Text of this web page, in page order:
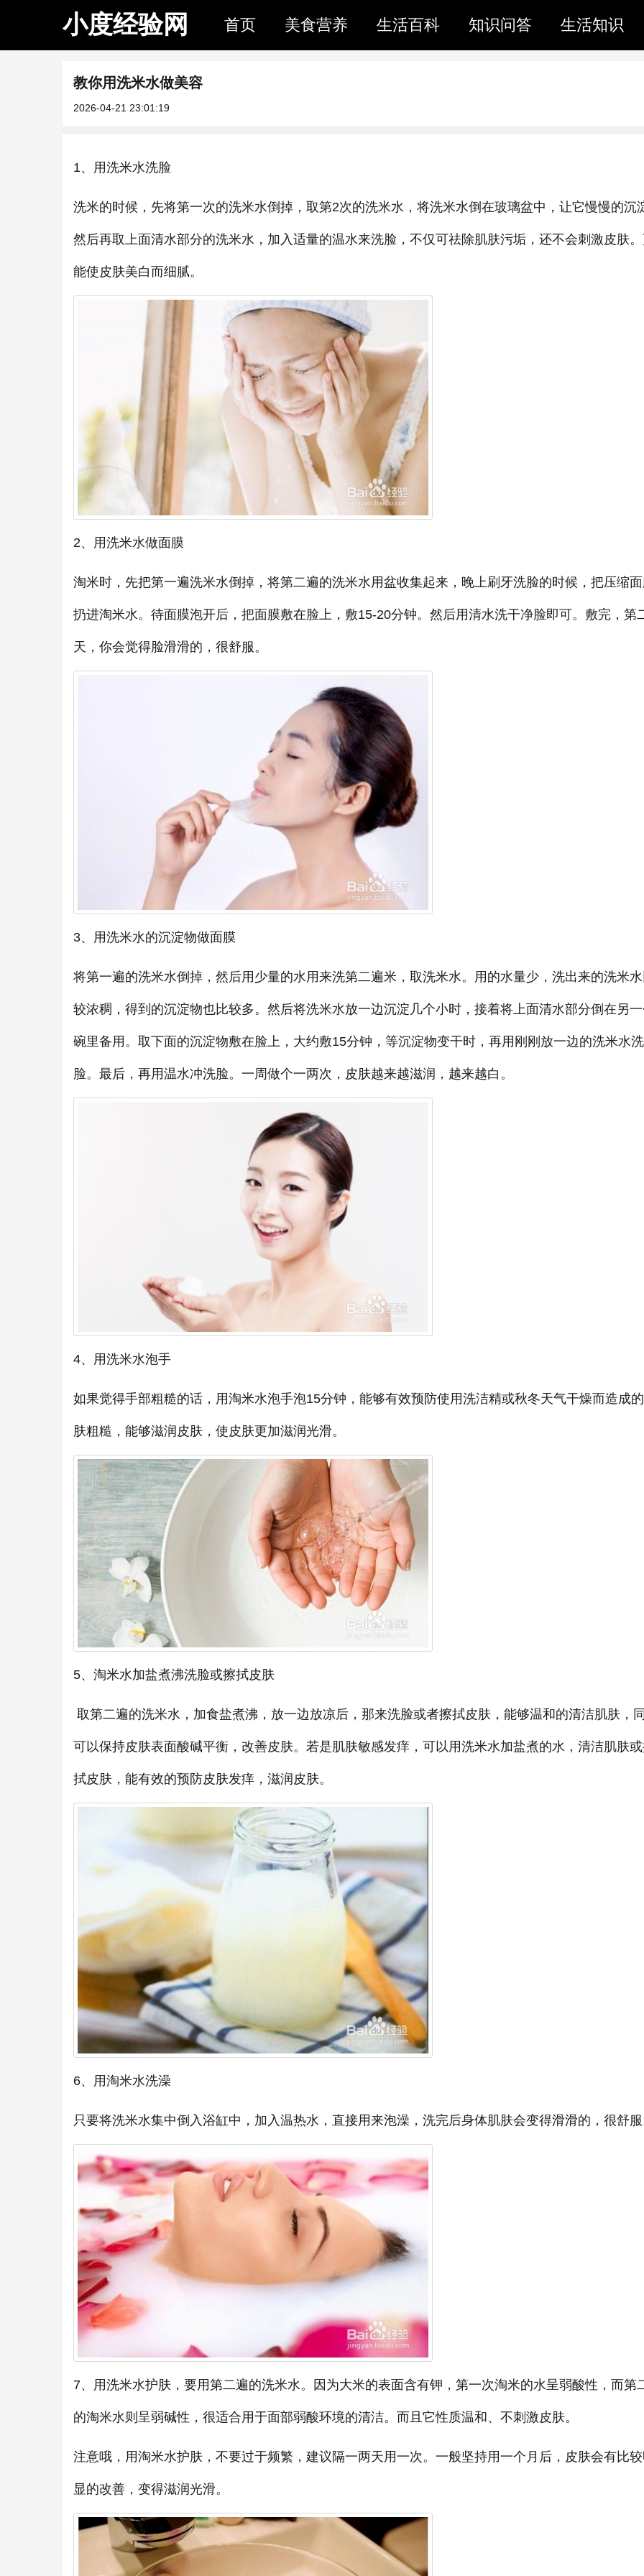
小度经验网 首页 美食营养 生活百科 知识问答 生活知识
教你用洗米水做美容
2026-04-21 23:01:19
1、用洗米水洗脸
洗米的时候，先将第一次的洗米水倒掉，取第2次的洗米水，将洗米水倒在玻璃盆中，让它慢慢的沉
然后再取上面清水部分的洗米水，加入适量的温水来洗脸，不仅可祛除肌肤污垢，还不会刺激皮肤
能使皮肤美白而细腻。
2、用洗米水做面膜
淘米时，先把第一遍洗米水倒掉，将第二遍的洗米水用盆收集起来，晚上刷牙洗脸的时候，把压缩
扔进淘米水。待面膜泡开后，把面膜敷在脸上，敷15-20分钟。然后用清水洗干净脸即可。敷完，第
天，你会觉得脸滑滑的，很舒服。
3、用洗米水的沉淀物做面膜
将第一遍的洗米水倒掉，然后用少量的水用来洗第二遍米，取洗米水。用的水量少，洗出来的洗米
较浓稠，得到的沉淀物也比较多。然后将洗米水放一边沉淀几个小时，接着将上面清水部分倒在另
碗里备用。取下面的沉淀物敷在脸上，大约敷15分钟，等沉淀物变干时，再用刚刚放一边的洗米水洗
脸。最后，再用温水冲洗脸。一周做个一两次，皮肤越来越滋润，越来越白。
4、用洗米水泡手
如果觉得手部粗糙的话，用淘米水泡手泡15分钟，能够有效预防使用洗洁精或秋冬天气干燥而造成
肤粗糙，能够滋润皮肤，使皮肤更加滋润光滑。
5、淘米水加盐煮沸洗脸或擦拭皮肤
取第二遍的洗米水，加食盐煮沸，放一边放凉后，那来洗脸或者擦拭皮肤，能够温和的清洁肌肤，
可以保持皮肤表面酸碱平衡，改善皮肤。若是肌肤敏感发痒，可以用洗米水加盐煮的水，清洁肌肤
拭皮肤，能有效的预防皮肤发痒，滋润皮肤。
6、用淘米水洗澡
只要将洗米水集中倒入浴缸中，加入温热水，直接用来泡澡，洗完后身体肌肤会变得滑滑的，很舒
7、用洗米水护肤，要用第二遍的洗米水。因为大米的表面含有钾，第一次淘米的水呈弱酸性，而第
的淘米水则呈弱碱性，很适合用于面部弱酸环境的清洁。而且它性质温和、不刺激皮肤。
注意哦，用淘米水护肤，不要过于频繁，建议隔一两天用一次。一般坚持用一个月后，皮肤会有比
显的改善，变得滋润光滑。